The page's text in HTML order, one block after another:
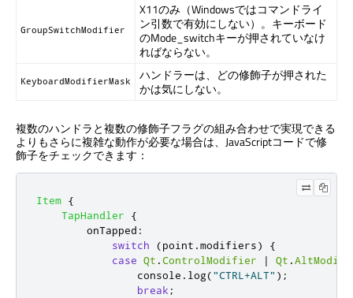
GroupSwitchModifier
X11のみ（Windowsではコマンドライ
ン引数で有効にしない）。キーボード
のMode_switchキーが押されていなけ
ればならない。
KeyboardModifierMask
ハンドラーは、どの修飾子が押された
かは気にしない。
複数のハンドラと複数の修飾子フラグの組み合わせで実現できる
よりもさらに複雑な動作が必要な場合は、JavaScriptコードで修
飾子をチェックできます：
Item {
TapHandler
{
onTapped :
switch
(point .modifiers)
{
case Qt .ControlModifier | Qt .
console . log("CTRL+ALT" );
break ;